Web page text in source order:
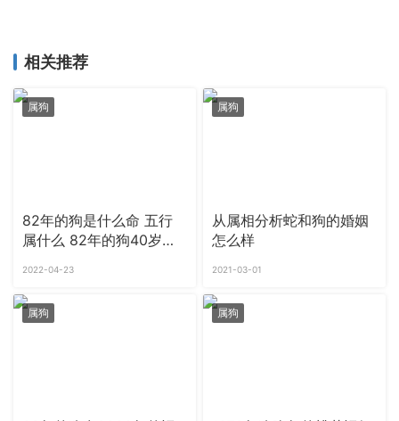
相关推荐
属狗
82年的狗是什么命 五行
属什么 82年的狗40岁后
2022-04-23
属狗
从属相分析蛇和狗的婚姻
怎么样
2021-03-01
属狗 属狗